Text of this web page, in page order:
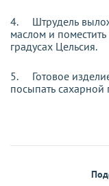
4.
Штрудель
маслом и
градусах Цельсия.
5.
Готовое
посыпать сахарной